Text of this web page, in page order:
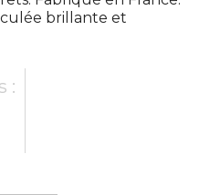
brillante et
: